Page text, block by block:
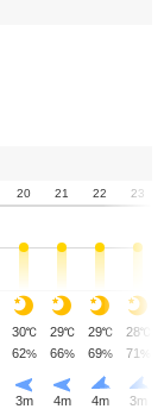
20 21 22 23
30℃ 29℃ 29℃ 28℃
62% 66% 69% 71%
3m 4m 4m 3m